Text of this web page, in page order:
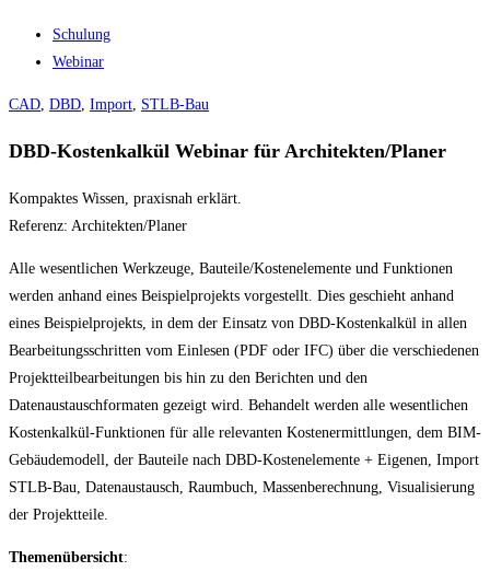
Schulung
Webinar
CAD, DBD, Import, STLB-Bau
DBD-Kostenkalkül Webinar für Architekten/Planer
Kompaktes Wissen, praxisnah erklärt.
Referenz: Architekten/Planer
Alle wesentlichen Werkzeuge, Bauteile/Kostenelemente und Funktionen
werden anhand eines Beispielprojekts vorgestellt. Dies geschieht anhand
eines Beispielprojekts, in dem der Einsatz von DBD-Kostenkalkül in allen
Bearbeitungsschritten vom Einlesen (PDF oder IFC) über die verschiedenen
Projektteilbearbeitungen bis hin zu den Berichten und den
Datenaustauschformaten gezeigt wird. Behandelt werden alle wesentlichen
Kostenkalkül-Funktionen für alle relevanten Kostenermittlungen, dem BIM-
Gebäudemodell, der Bauteile nach DBD-Kostenelemente + Eigenen, Import
STLB-Bau, Datenaustausch, Raumbuch, Massenberechnung, Visualisierung
der Projektteile.
Themenübersicht: